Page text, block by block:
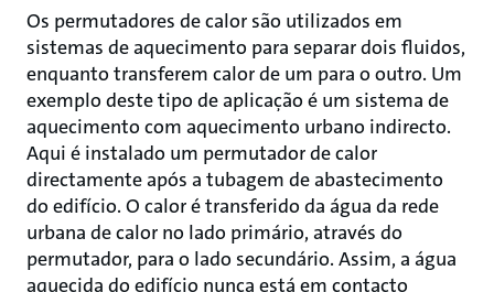
Os permutadores de calor são utilizados em
sistemas de aquecimento para separar dois fluidos,
enquanto transferem calor de um para o outro. Um
exemplo deste tipo de aplicação é um sistema de
aquecimento com aquecimento urbano indirecto.
Aqui é instalado um permutador de calor
directamente após a tubagem de abastecimento
do edifício. O calor é transferido da água da rede
urbana de calor no lado primário, através do
permutador, para o lado secundário. Assim, a água
aquecida do edifício nunca está em contacto